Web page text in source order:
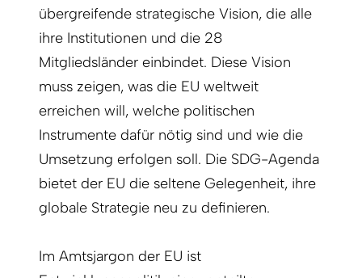
übergreifende strategische Vision, die alle
ihre Institutionen und die 28
Mitgliedsländer einbindet. Diese Vision
muss zeigen, was die EU weltweit
erreichen will, welche politischen
Instrumente dafür nötig sind und wie die
Umsetzung erfolgen soll. Die SDG-Agenda
bietet der EU die seltene Gelegenheit, ihre
globale Strategie neu zu definieren.
Im Amtsjargon der EU ist